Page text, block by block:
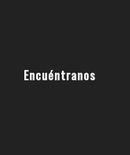
Encuéntranos